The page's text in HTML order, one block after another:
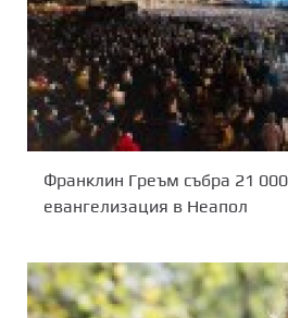
Франклин Греъм събра 21
евангелизация в Неапол